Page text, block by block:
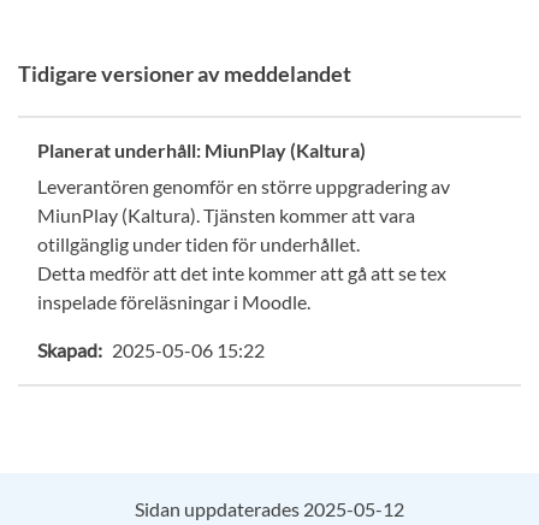
Tidigare versioner av meddelandet
Planerat underhåll: MiunPlay (Kaltura)
Leverantören genomför en större uppgradering av
MiunPlay (Kaltura). Tjänsten kommer att vara
otillgänglig under tiden för underhållet.
Detta medför att det inte kommer att gå att se tex
inspelade föreläsningar i Moodle.
Skapad: 2025-05-06 15:22
Sidan uppdaterades 2025-05-12